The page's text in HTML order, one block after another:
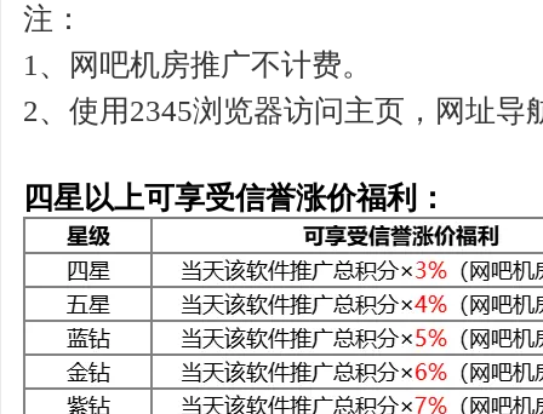
注：
1、网吧机房推广不计费。
2、使用2345浏览器访问主页，网址导
四星以上可享受信誉涨价福利：